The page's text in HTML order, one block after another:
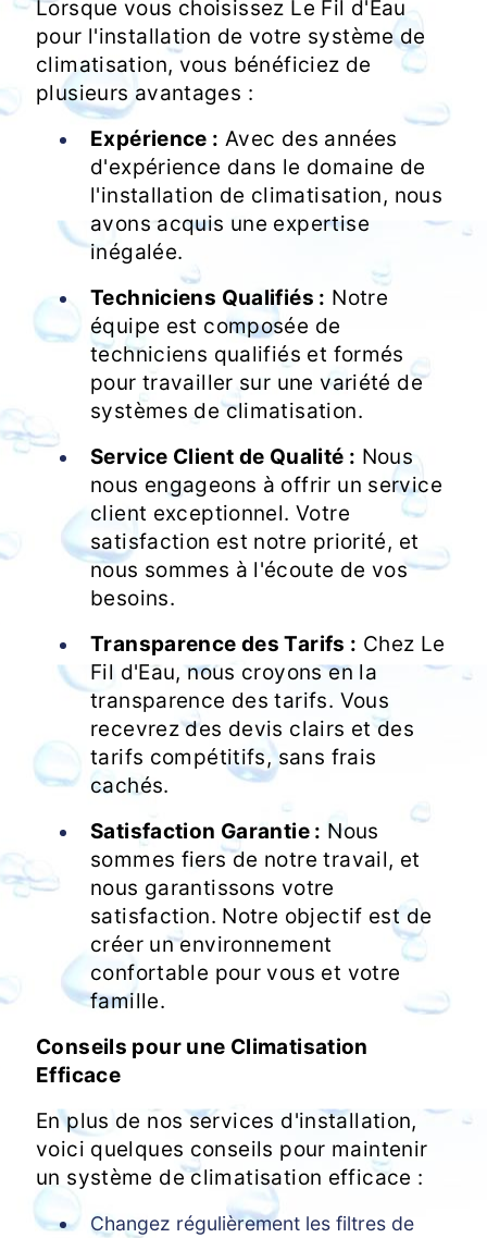
Lorsque vous choisissez Le Fil d'Eau
pour l'installation de votre système de
climatisation, vous bénéficiez de
plusieurs avantages :
Expérience : Avec des années
d'expérience dans le domaine de
l'installation de climatisation, nous
avons acquis une expertise
inégalée.
Techniciens Qualifiés : Notre
équipe est composée de
techniciens qualifiés et formés
pour travailler sur une variété de
systèmes de climatisation.
Service Client de Qualité : Nous
nous engageons à offrir un service
client exceptionnel. Votre
satisfaction est notre priorité, et
nous sommes à l'écoute de vos
besoins.
Transparence des Tarifs : Chez Le
Fil d'Eau, nous croyons en la
transparence des tarifs. Vous
recevrez des devis clairs et des
tarifs compétitifs, sans frais
cachés.
Satisfaction Garantie : Nous
sommes fiers de notre travail, et
nous garantissons votre
satisfaction. Notre objectif est de
créer un environnement
confortable pour vous et votre
famille.
Conseils pour une Climatisation
Efficace
En plus de nos services d'installation,
voici quelques conseils pour maintenir
un système de climatisation efficace :
Changez régulièrement les filtres de